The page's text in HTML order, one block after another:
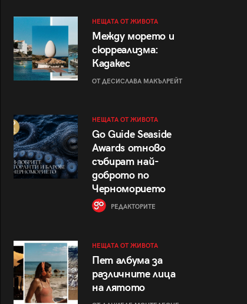
НЕЩАТА ОТ ЖИВОТА
Между морето и
сюрреализма:
Кадакес
ОТ ДЕСИСЛАВА МАКЪЛРЕЙТ
НЕЩАТА ОТ ЖИВОТА
Go Guide Seaside
Awards отново
събират най-
доброто по
Черноморието
РЕДАКТОРИТЕ
НЕЩАТА ОТ ЖИВОТА
Пет албума за
различните лица
на лятото